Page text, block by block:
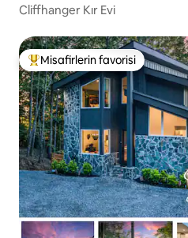
Cliffhanger Kır Evi
Misafirlerin favorilerinden en
Misafirlerin favorisi